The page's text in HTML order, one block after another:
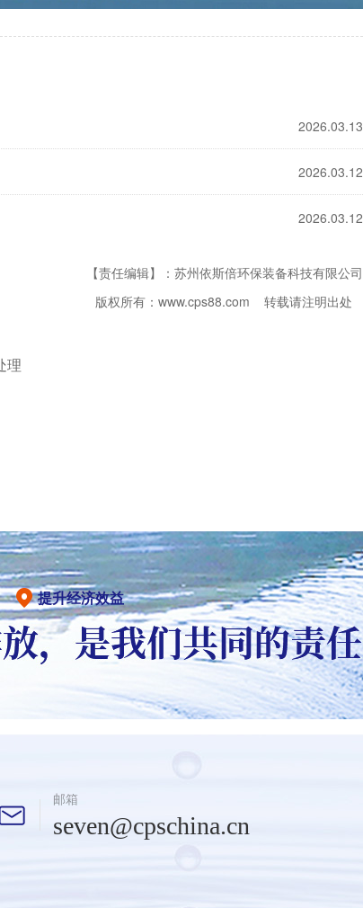
2026.03.13
2026.03.12
2026.03.12
【责任编辑】：苏州依斯倍环保装备科技有限公司
版权所有：www.cps88.com 转载请注明出处
理
提升经济效益
邮箱
seven@cpschina.cn